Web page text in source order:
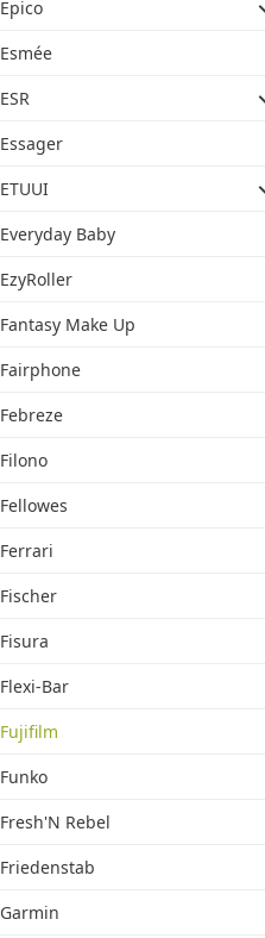
Epico
Esmée
ESR
Essager
ETUUI
Everyday Baby
EzyRoller
Fantasy Make Up
Fairphone
Febreze
Filono
Fellowes
Ferrari
Fischer
Fisura
Flexi-Bar
Fujifilm
Funko
Fresh'N Rebel
Friedenstab
Garmin